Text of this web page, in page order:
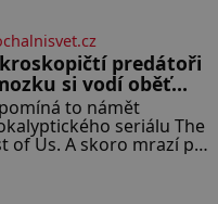
manželství s
školy Jiřím
(43) vrátí ke
bývalému p
predátoři
si vodí oběť
loutkuto námět
seriálu The
of Us. A skoro mrazí při